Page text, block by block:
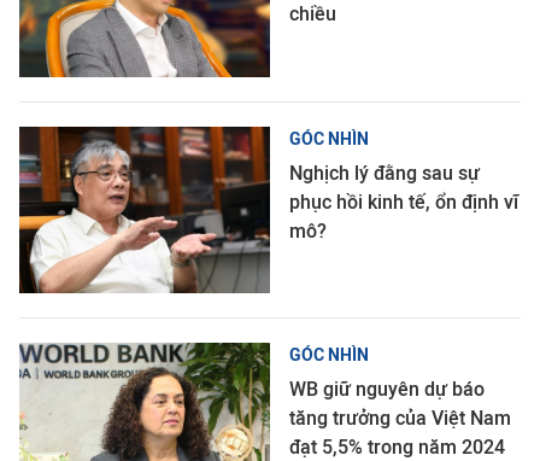
chiều
GÓC NHÌN
Nghịch lý đằng sau sự
phục hồi kinh tế, ổn định vĩ
mô?
GÓC NHÌN
WB giữ nguyên dự báo
tăng trưởng của Việt Nam
đạt 5,5% trong năm 2024